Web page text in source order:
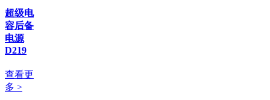
超级电
容后备
电源
D219
查看更
多 >